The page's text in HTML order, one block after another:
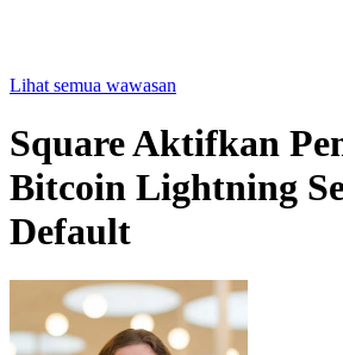
Lihat semua wawasan
Square Aktifkan
Bitcoin Lightning
Default